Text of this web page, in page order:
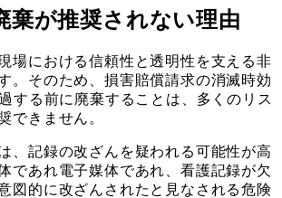
棄が推奨されない理由
場における信頼性と透明性を支える非
。そのため、損害賠償請求の消滅時効
する前に廃棄することは、多くのリス
できません。
、記録の改ざんを疑われる可能性が高
であれ電子媒体であれ、看護記録が欠
図的に改ざんされたと見なされる危険